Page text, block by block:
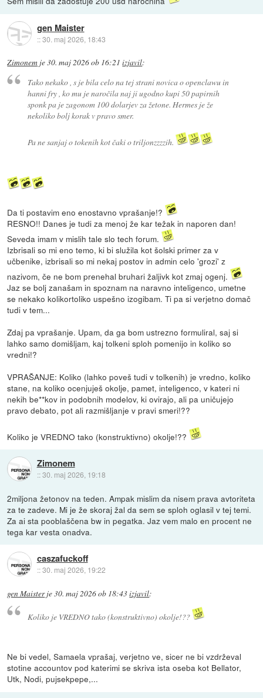
gen Maister
::30. maj 2026, 18:43
Zimonem je30. maj 2026 ob 16:21 izjavil:
Tako nekako , s je bila celo na tej strani novica o openclawu in
hanni fry , ko mu je naročila naj ji ugodno kupi 50 papirnih
sponk pa je zagonom 100 dolarjev za žetone. Hermes je že
nekoliko bolj korak v pravo smer.
Pa ne sanjaj o tokenih kot čaki o triljonzzzzih.
Da ti postavim eno enostavno vprašanje!?
RESNO!! Danes je tudi za menoj že kar težak in naporen dan!
Seveda imam v mislih tale slo tech forum.
Izbrisali so mi eno temo, ki bi služila kot šolski primer za v
učbenike, izbrisali so mi nekaj postov in admin celo 'grozi' z
nazivom, če ne bom prenehal bruhari žaljivk kot zmaj ogenj.
Jaz se bolj zanašam in spoznam na naravno inteligenco, umetne
se nekako kolikortoliko uspešno izogibam. Ti pa si verjetno domač
tudi v tem...
Zdaj pa vprašanje. Upam, da ga bom ustrezno formuliral, saj si
lahko samo domišljam, kaj tolkeni sploh pomenijo in koliko so
vredni!?
VPRAŠANJE: Koliko (lahko poveš tudi v tolkenih) je vredno, koliko
stane, na koliko ocenjuješ okolje, pamet, inteligenco, v kateri ni
nekih be**kov in podobnih modelov, ki ovirajo, ali pa uničujejo
pravo debato, pot ali razmišljanje v pravi smeri!??
Koliko je VREDNO tako (konstruktivno) okolje!??
Zimonem
::30. maj 2026, 19:18
2miljona žetonov na teden. Ampak mislim da nisem prava avtoriteta
za te zadeve. Mi je že skoraj žal da sem se sploh oglasil v tej temi.
Za ai sta pooblaščena bw in pegatka. Jaz vem malo en procent ne
tega kar vesta onadva.
caszafuckoff
::30. maj 2026, 19:22
gen Maisterje30. maj 2026 ob 18:43izjavil:
Koliko je VREDNO tako (konstruktivno) okolje!??
Ne bi vedel, Samaela vprašaj, verjetno ve, sicer ne bi vzdrževal
stotine accountov pod katerimi se skriva ista oseba kot Bellator,
Utk, Nodi, pujsekpepe,...